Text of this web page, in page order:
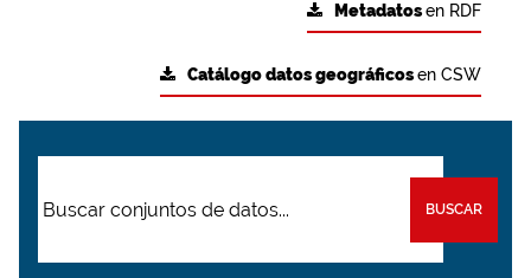
Metadatosen RDF
Catálogo datos geográficosen CSW
BUSCAR